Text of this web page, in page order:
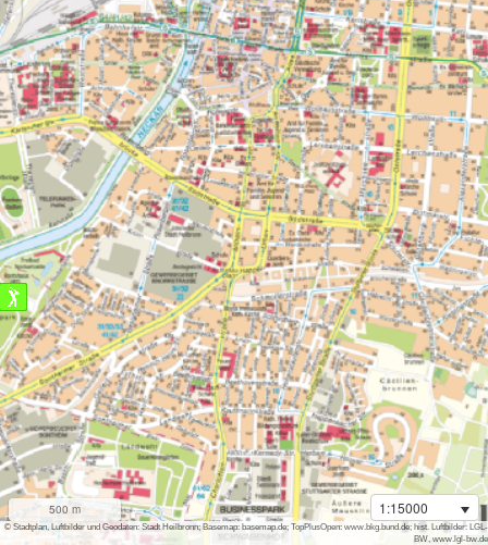
i
500 m 1:15000
© Stadtplan, Luftbilder und Geodaten: Stadt Heilbronn; Basemap: basemap.de; TopPlusOpen: www.bkg.bund.de; hist. Luftbilder: LGL-
BW, www.lgl-bw.de